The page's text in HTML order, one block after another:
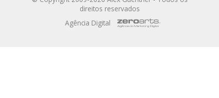
direitos reservados
Agência Digital